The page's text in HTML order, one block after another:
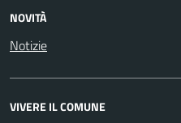
NOVITÀ
Notizie
VIVERE IL COMUNE